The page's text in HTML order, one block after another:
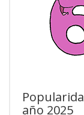
año 2025